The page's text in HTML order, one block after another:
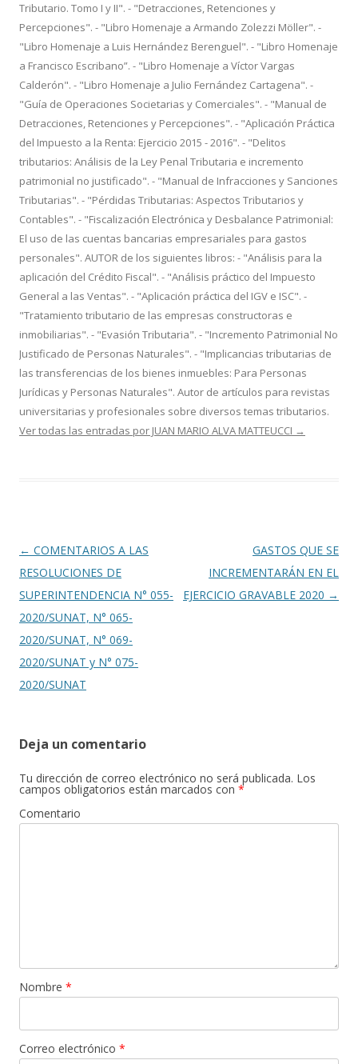
Tributario. Tomo I y II". - "Detracciones, Retenciones y
Percepciones". - "Libro Homenaje a Armando Zolezzi Möller". -
"Libro Homenaje a Luis Hernández Berenguel". - "Libro Homenaje
a Francisco Escribano”. - "Libro Homenaje a Víctor Vargas
Calderón". - "Libro Homenaje a Julio Fernández Cartagena". -
"Guía de Operaciones Societarias y Comerciales". - "Manual de
Detracciones, Retenciones y Percepciones". - "Aplicación Práctica
del Impuesto a la Renta: Ejercicio 2015 - 2016". - "Delitos
tributarios: Análisis de la Ley Penal Tributaria e incremento
patrimonial no justificado". - "Manual de Infracciones y Sanciones
Tributarias". - "Pérdidas Tributarias: Aspectos Tributarios y
Contables". - "Fiscalización Electrónica y Desbalance Patrimonial:
El uso de las cuentas bancarias empresariales para gastos
personales". AUTOR de los siguientes libros: - "Análisis para la
aplicación del Crédito Fiscal". - "Análisis práctico del Impuesto
General a las Ventas". - "Aplicación práctica del IGV e ISC". -
"Tratamiento tributario de las empresas constructoras e
inmobiliarias". - "Evasión Tributaria". - "Incremento Patrimonial No
Justificado de Personas Naturales". - "Implicancias tributarias de
las transferencias de los bienes inmuebles: Para Personas
Jurídicas y Personas Naturales". Autor de artículos para revistas
universitarias y profesionales sobre diversos temas tributarios.
Ver todas las entradas por JUAN MARIO ALVA MATTEUCCI →
Navegación
de
entradas
← COMENTARIOS A LAS
RESOLUCIONES DE
SUPERINTENDENCIA N° 055-
2020/SUNAT, N° 065-
2020/SUNAT, N° 069-
2020/SUNAT y N° 075-
2020/SUNAT
GASTOS QUE SE
INCREMENTARÁN EN EL
EJERCICIO GRAVABLE 2020 →
Deja un comentario
Tu dirección de correo electrónico no será publicada. Los
campos obligatorios están marcados con *
Comentario
Nombre *
Correo electrónico *